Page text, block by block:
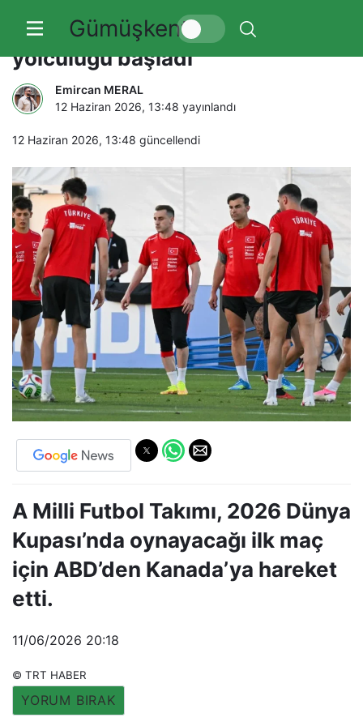
Gümüşkent
Bizim Çocuklar’ın Kanada
yolculuğu başladı
Emircan MERAL
12 Haziran 2026, 13:48 yayınlandı
12 Haziran 2026, 13:48 güncellendi
A Milli Futbol Takımı, 2026 Dünya
Kupası’nda oynayacağı ilk maç
için ABD’den Kanada’ya hareket
etti.
11/06/2026 20:18
© TRT HABER
YORUM BIRAK